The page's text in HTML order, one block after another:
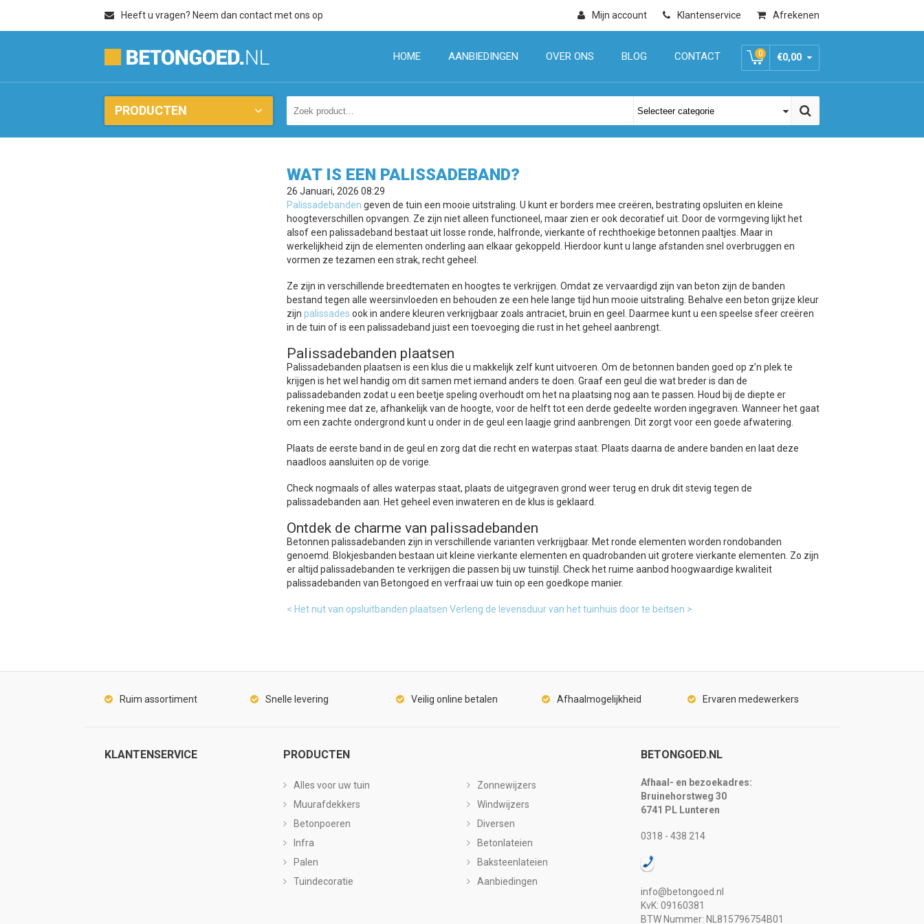
Heeft u vragen? Neem dan contact met ons op Mijn account Klantenservice Afrekenen
0 €0,00
HOME AANBIEDINGEN OVER ONS BLOG CONTACT
PRODUCTEN
WAT IS EEN PALISSADEBAND?
26 Januari, 2026 08:29
Palissadebanden geven de tuin een mooie uitstraling. U kunt er borders mee creëren, bestrating opsluiten en kleine
hoogteverschillen opvangen. Ze zijn niet alleen functioneel, maar zien er ook decoratief uit. Door de vormgeving lijkt het
alsof een palissadeband bestaat uit losse ronde, halfronde, vierkante of rechthoekige betonnen paaltjes. Maar in
werkelijkheid zijn de elementen onderling aan elkaar gekoppeld. Hierdoor kunt u lange afstanden snel overbruggen en
vormen ze tezamen een strak, recht geheel.
Ze zijn in verschillende breedtematen en hoogtes te verkrijgen. Omdat ze vervaardigd zijn van beton zijn de banden
bestand tegen alle weersinvloeden en behouden ze een hele lange tijd hun mooie uitstraling. Behalve een beton grijze kleur
zijn palissades ook in andere kleuren verkrijgbaar zoals antraciet, bruin en geel. Daarmee kunt u een speelse sfeer creëren
in de tuin of is een palissadeband juist een toevoeging die rust in het geheel aanbrengt.
Palissadebanden plaatsen
Palissadebanden plaatsen is een klus die u makkelijk zelf kunt uitvoeren. Om de betonnen banden goed op z’n plek te
krijgen is het wel handig om dit samen met iemand anders te doen. Graaf een geul die wat breder is dan de
palissadebanden zodat u een beetje speling overhoudt om het na plaatsing nog aan te passen. Houd bij de diepte er
rekening mee dat ze, afhankelijk van de hoogte, voor de helft tot een derde gedeelte worden ingegraven. Wanneer het gaat
om een zachte ondergrond kunt u onder in de geul een laagje grind aanbrengen. Dit zorgt voor een goede afwatering.
Plaats de eerste band in de geul en zorg dat die recht en waterpas staat. Plaats daarna de andere banden en laat deze
naadloos aansluiten op de vorige.
Check nogmaals of alles waterpas staat, plaats de uitgegraven grond weer terug en druk dit stevig tegen de
palissadebanden aan. Het geheel even inwateren en de klus is geklaard.
Ontdek de charme van palissadebanden
Betonnen palissadebanden zijn in verschillende varianten verkrijgbaar. Met ronde elementen worden rondobanden
genoemd. Blokjesbanden bestaan uit kleine vierkante elementen en quadrobanden uit grotere vierkante elementen. Zo zijn
er altijd palissadebanden te verkrijgen die passen bij uw tuinstijl. Check het ruime aanbod hoogwaardige kwaliteit
palissadebanden van Betongoed en verfraai uw tuin op een goedkope manier.
< Het nut van opsluitbanden plaatsen Verleng de levensduur van het tuinhuis door te beitsen >
Ruim assortiment Snelle levering Veilig online betalen Afhaalmogelijkheid Ervaren medewerkers
KLANTENSERVICE PRODUCTEN
Alles voor uw tuin
Muurafdekkers
Betonpoeren
Infra
Palen
Tuindecoratie
Zonnewijzers
Windwijzers
Diversen
Betonlateien
Baksteenlateien
Aanbiedingen
BETONGOED.NL
Afhaal- en bezoekadres:
Bruinehorstweg 30
6741 PL Lunteren
0318 - 438 214
info@betongoed.nl
KvK: 09160381
BTW Nummer: NL815796754B01